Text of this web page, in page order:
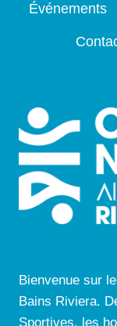
Événements
Bienvenue sur
Bains Riviera.
Sportives, les